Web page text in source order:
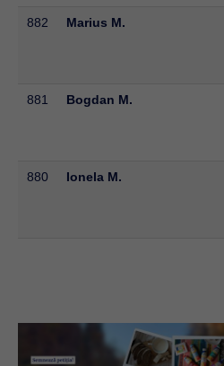
882 Marius M.
881 Bogdan M.
880 Ionela M.